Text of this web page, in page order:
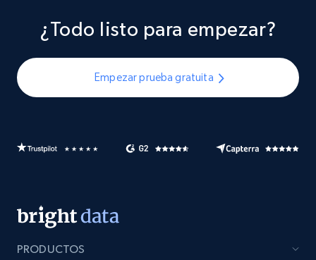
¿Todo listo para empezar?
Empezar prueba gratuita
PRODUCTOS